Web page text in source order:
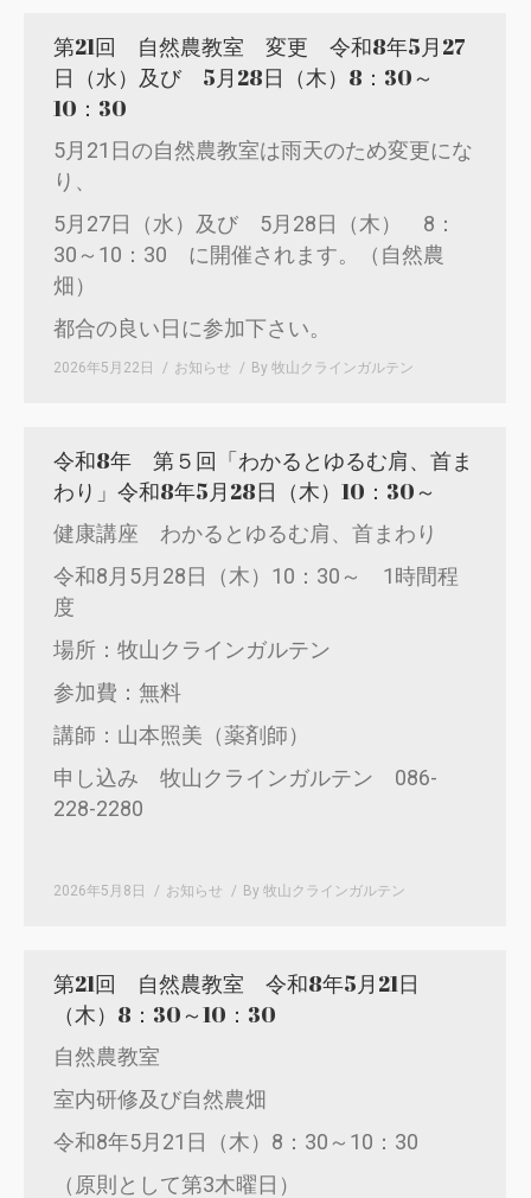
第21回 自然農教室 変更 令和8年5月27
日（水）及び 5月28日（木）8：30～
10：30
5月21日の自然農教室は雨天のため変更にな
り、
5月27日（水）及び 5月28日（木） 8：
30～10：30 に開催されます。（自然農
畑）
都合の良い日に参加下さい。
2026年5月22日 お知らせ By 牧山クラインガルテン
令和8年 第５回「わかるとゆるむ肩、首ま
わり」令和8年5月28日（木）10：30～
健康講座 わかるとゆるむ肩、首まわり
令和8月5月28日（木）10：30～ 1時間程
度
場所：牧山クラインガルテン
参加費：無料
講師：山本照美（薬剤師）
申し込み 牧山クラインガルテン 086-
228-2280
2026年5月8日 お知らせ By 牧山クラインガルテン
第21回 自然農教室 令和8年5月21日
（木）8：30～10：30
自然農教室
室内研修及び自然農畑
令和8年5月21日（木）8：30～10：30
（原則として第3木曜日）